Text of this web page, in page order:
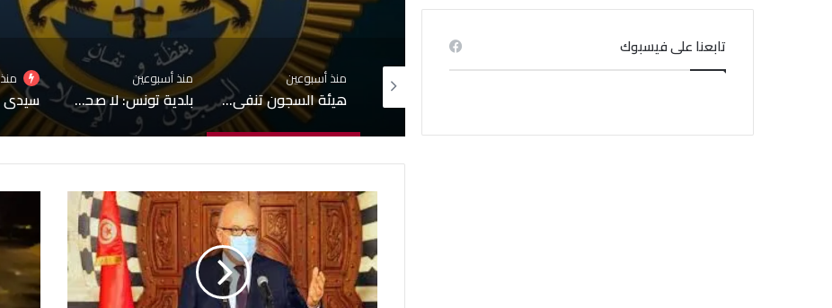
منذ 4 أسابيع منذ 1 أسبوع منذ أسبوعين
هيئة السجون تنفي تدهور الحالة الصحية لبعض المساجين
منذ أسبوعين
بلدية تونس: لا صحة لبيع قبور بمقبرة الجلاز والابحاث جارية حول التجاوزات وشبهات التدليس
منذ أسبوعين
تابعنا على فيسبوك